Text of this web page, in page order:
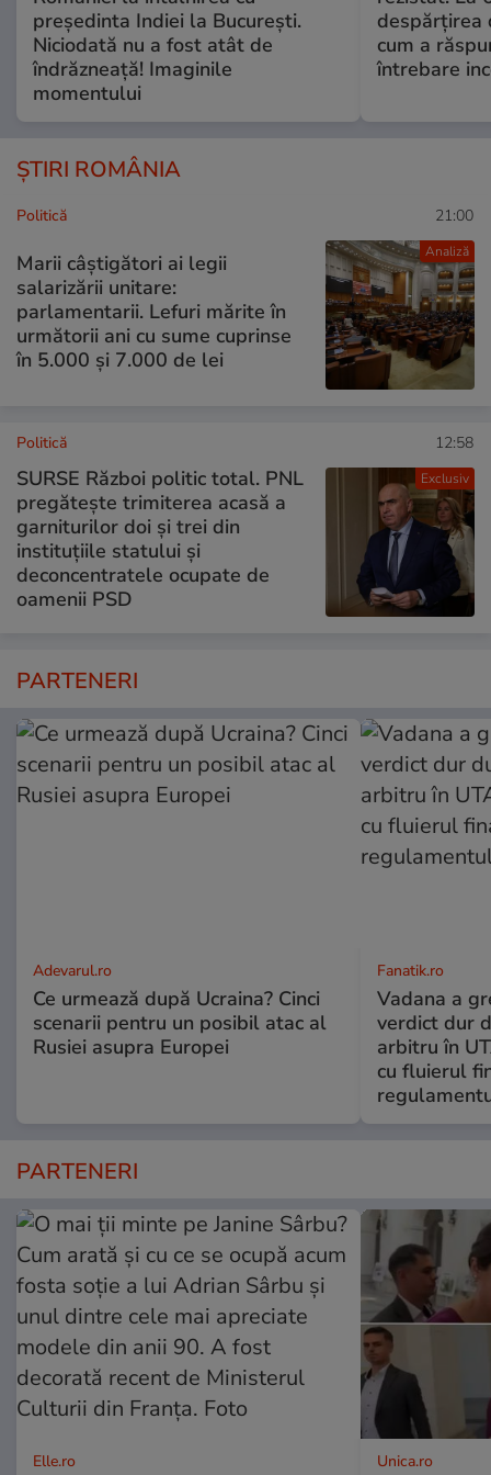
președinta Indiei la București.
Niciodată nu a fost atât de
îndrăzneață! Imaginile
momentului
despărțirea
cum a
întrebare
ȘTIRI ROMÂNIA
Analiză
Politică 21:00
Marii câștigători ai legii
salarizării unitare:
parlamentarii. Lefuri mărite în
următorii ani cu sume cuprinse
în 5.000 și 7.000 de lei
Exclusiv
Politică 12:58
SURSE Război politic total. PNL
pregătește trimiterea acasă a
garniturilor doi și trei din
instituțiile statului și
deconcentratele ocupate de
oamenii PSD
PARTENERI
Adevarul.ro
Ce urmează după Ucraina? Cinci
scenarii pentru un posibil atac al
Rusiei asupra Europei
Fanatik.ro
Vadana a
verdict dur
arbitru în
cu fluierul
PARTENERI
Elle.ro Unica.ro